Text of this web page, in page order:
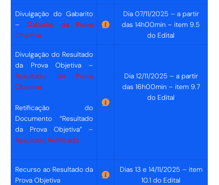
Divulgação do Gabarito
–Gabarito da Prova
Objetiva
Dia 07/11/2025 – a partir
das 14h00min – item 9.5
do Edital
Divulgação do Resultado
da Prova Objetiva –
Resultado da Prova
Objetiva
Retificação do
Documento “Resultado
da Prova Objetiva” –
Resultado Retificado
Dia 12/11/2025 – a partir
das 16h00min – item 9.7
do Edital
Recurso ao Resultado da
Prova Objetiva
Dias 13 e 14/11/2025 – item
10.1 do Edital